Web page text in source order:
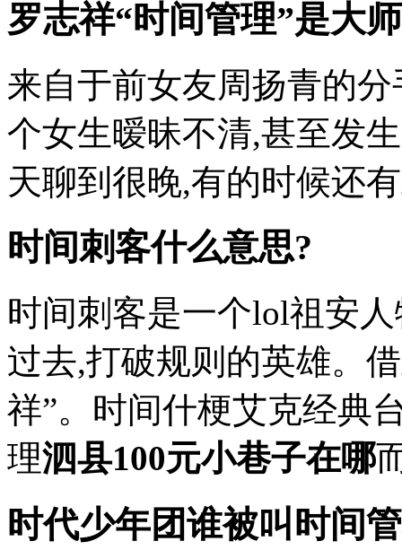
罗志祥“时间管理”是大师
来自于前女友周扬青的
个女生暧昧不清,甚至发
天聊到很晚,有的时候还
时间刺客什么意思?
时间刺客是一个lol祖安
过去,打破规则的英雄。
祥”。时间什梗艾克经典
理泗县100元小巷子在哪
时代少年团谁被叫时间